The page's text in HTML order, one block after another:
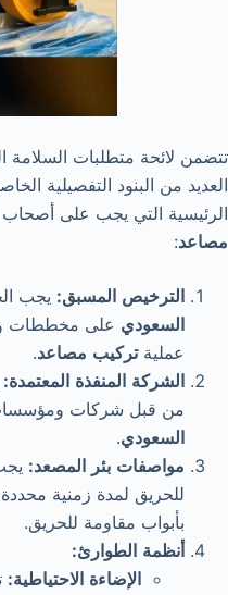
تتضمن لائحة متطلبات السلامة
العديد من البنود التفصيلية
الرئيسية التي يجب على أصحاب
مصاعد:
الترخيص المسبق: يجب
السعودي على مخططات
عمليةتركيب مصاعد.
الشركة المنفذة المعتمدة:
من قبل شركات
السعودي.
مواصفات بئر المصعد:
للحريق لمدة زمنية
بأبواب مقاومة للحريق.
أنظمة الطوارئ:
الإضاءة الاحتياطية: